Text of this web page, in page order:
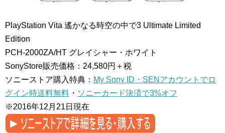
PlayStation Vita 遙かなる時空の中で3 Ultimate Limited
Edition
PCH-2000ZA/HT グレイシャー・ホワイト
SonyStore販売価格：24,580円＋税
ソニーストア購入特典： My Sony ID・SENアカウントでロ
グイン時送料無料 ・ ソニーカード決済で3%オフ
※2016年12月21日現在